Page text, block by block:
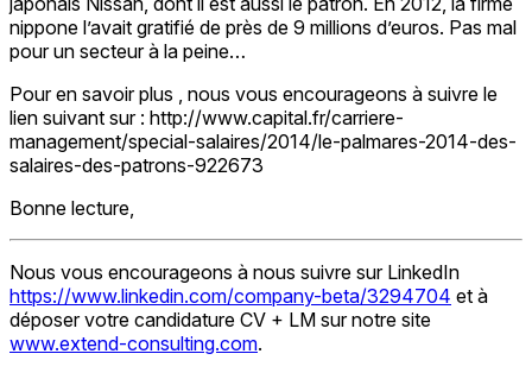
nippone l’avait gratifié de près de 9 millions d’euros. Pas mal
pour un secteur à la peine…
Pour en savoir plus , nous vous encourageons à suivre le
lien suivant sur : http://www.capital.fr/carriere-
management/special-salaires/2014/le-palmares-2014-des-
salaires-des-patrons-922673
Bonne lecture,
Nous vous encourageons à nous suivre sur LinkedIn
https://www.linkedin.com/company-beta/3294704 et à
déposer votre candidature CV + LM sur notre site
www.extend-consulting.com.